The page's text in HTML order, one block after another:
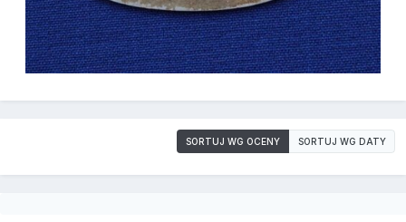
SORTUJ WG OCENY SORTUJ WG DATY